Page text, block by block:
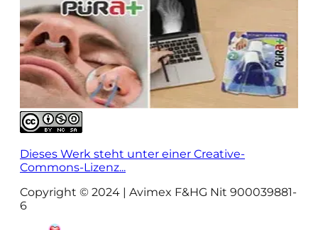
Dieses Werk steht unter einer Creative-
Commons-Lizenz...
Copyright © 2024 | Avimex F&HG Nit 900039881-
6